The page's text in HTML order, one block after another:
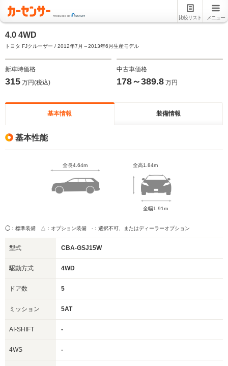
比較リスト メニュー
4.0 4WD
トヨタ FJクルーザー / 2012年7月～2013年6月生産モデル
新車時価格
315 万円(税込)
中古車価格
178～389.8 万円
基本情報 装備情報
基本性能
全長4.64m 全高1.84m
全幅1.91m
◯：標準装備 △：オプション装備 -：選択不可、またはディーラーオプション
型式 CBA-GSJ15W
駆動方式 4WD
ドア数 5
ミッション 5AT
AI-SHIFT -
4WS -